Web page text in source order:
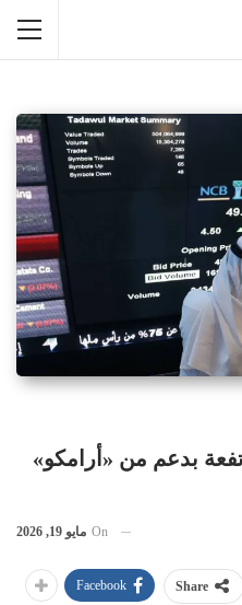
بدعم من «أرامكو»
On مايو 19, 2026
Share
Facebook